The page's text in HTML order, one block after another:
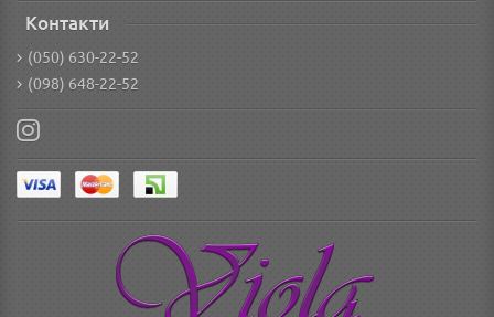
Контакти
(050) 630-22-52
(098) 648-22-52